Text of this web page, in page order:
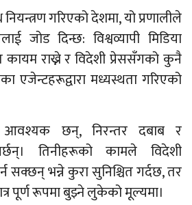
गरिएको देशमा, यो प्रणालीले
जोड दिन्छ: विश्वव्यापी मिडिया
कायम राख्ने र विदेशी प्रेससँगको कुनै
एजेन्टहरूद्वारा मध्यस्थता गरिएको
आवश्यक छन्, निरन्तर दबाब र
तिनीहरूको कामले विदेशी
सक्छन् भन्ने कुरा सुनिश्चित गर्दछ, तर
पूर्ण रूपमा बुझ्ने लुकेको मूल्यमा।